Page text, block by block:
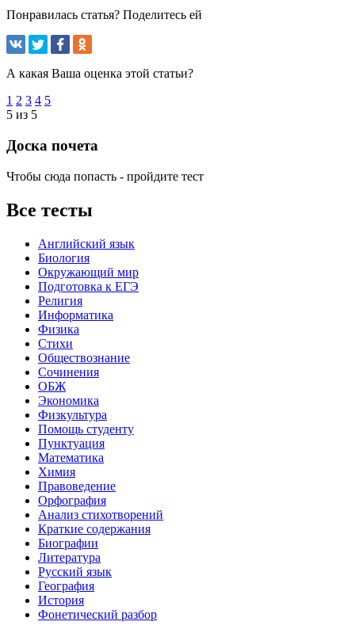
Понравилась статья? Поделитесь ей
А какая Ваша оценка этой статьи?
1 2 3 4 5
5 из 5
Доска почета
Чтобы сюда попасть - пройдите тест
Все тесты
Английский язык
Биология
Окружающий мир
Подготовка к ЕГЭ
Религия
Информатика
Физика
Стихи
Обществознание
Сочинения
ОБЖ
Экономика
Физкультура
Помощь студенту
Пунктуация
Математика
Химия
Правоведение
Орфография
Анализ стихотворений
Краткие содержания
Биографии
Литература
Русский язык
География
История
Фонетический разбор